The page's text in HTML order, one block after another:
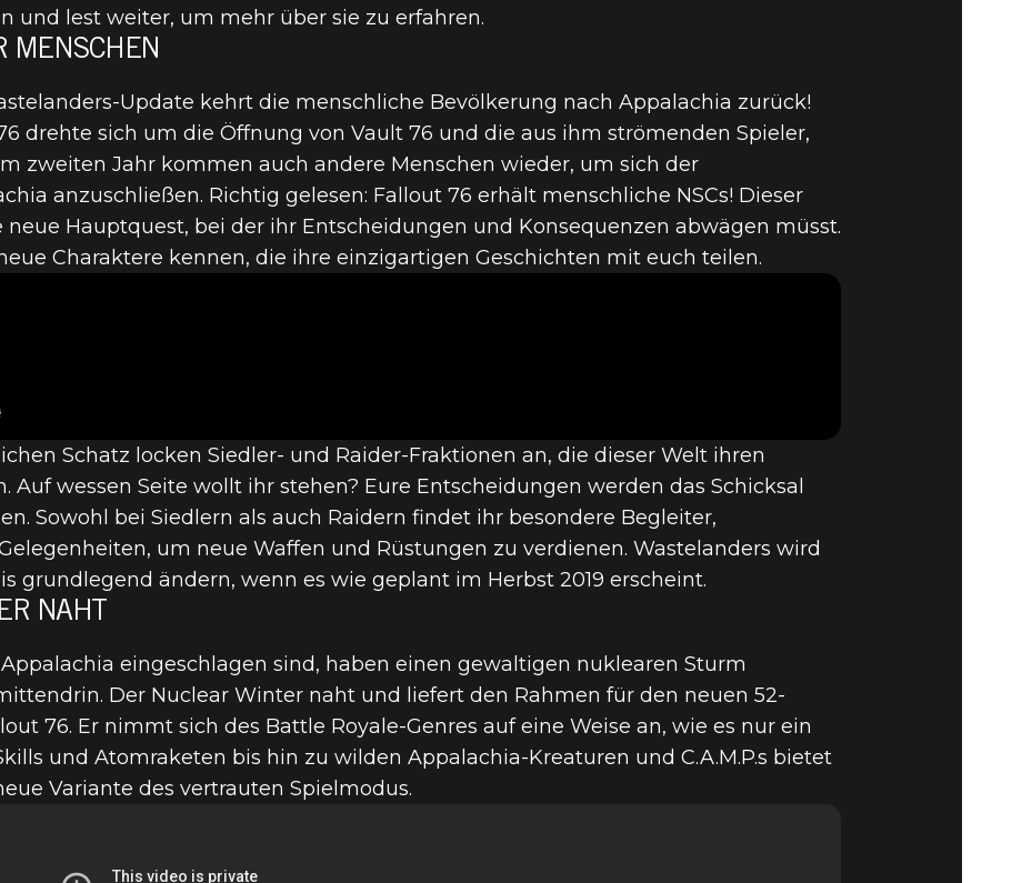
76 – WASTELANDERS &
und lest weiter, um mehr über sie zu erfahren.
MENSCHEN
Update kehrt die menschliche Bevölkerung nach Appalachia zurück!
drehte sich um die Öffnung von Vault 76 und die aus ihm strömenden Spieler,
zweiten Jahr kommen auch andere Menschen wieder, um sich der
anzuschließen. Richtig gelesen: Fallout 76 erhält menschliche NSCs! Dieser
Hauptquest, bei der ihr Entscheidungen und Konsequenzen abwägen müsst.
Charaktere kennen, die ihre einzigartigen Geschichten mit euch teilen.
Schatz locken Siedler- und Raider-Fraktionen an, die dieser Welt ihren
Auf wessen Seite wollt ihr stehen? Eure Entscheidungen werden das Schicksal
Sowohl bei Siedlern als auch Raidern findet ihr besondere Begleiter,
um neue Waffen und Rüstungen zu verdienen. Wastelanders wird
grundlegend ändern, wenn es wie geplant im Herbst 2019 erscheint.
NAHT
eingeschlagen sind, haben einen gewaltigen nuklearen Sturm
Der Nuclear Winter naht und liefert den Rahmen für den neuen 52-
76. Er nimmt sich des Battle Royale-Genres auf eine Weise an, wie es nur ein
und Atomraketen bis hin zu wilden Appalachia-Kreaturen und C.A.M.P.s bietet
Variante des vertrauten Spielmodus.